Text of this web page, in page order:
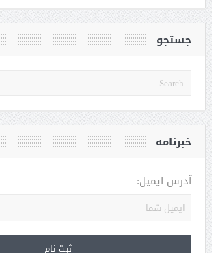
جستجو
خبرنامه
آدرس ایمیل: